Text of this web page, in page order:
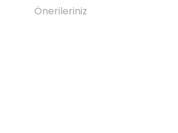
Önerileriniz